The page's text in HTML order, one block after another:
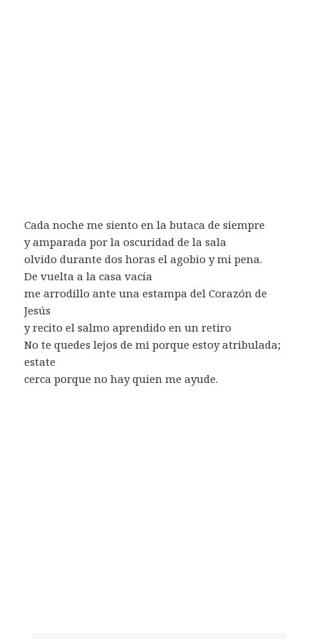
Cada noche me siento en la butaca de siempre
y amparada por la oscuridad de la sala
olvido durante dos horas el agobio y mi pena.
De vuelta a la casa vacía
me arrodillo ante una estampa del Corazón de
Jesús
y recito el salmo aprendido en un retiro
No te quedes lejos de mi porque estoy atribulada;
estate
cerca porque no hay quien me ayude.